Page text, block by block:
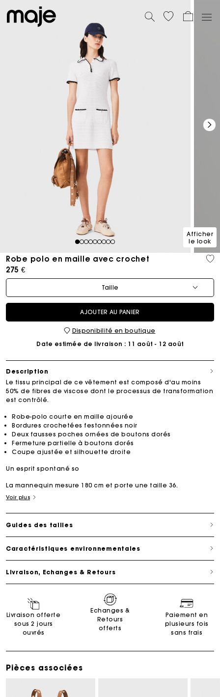
123456789
Afficher
le look
Robe polo en maille avec crochet
275 €
Taille
AJOUTER AU PANIER
Disponibilité en boutique
Date estimée de livraison : 11 août - 12 août
Description
Le tissu principal de ce vêtement est composé d'au moins
50% de fibres de viscose dont le processus de transformation
est contrôlé.
Robe-polo courte en maille ajourée
Bordures crochetées festonnées noir
Deux fausses poches ornées de boutons dorés
Fermeture partielle à boutons dorés
Coupe ajustée et silhouette droite
Un esprit spontané so
La mannequin mesure 180 cm et porte une taille 36.
Voir plus
Guides des tailles
Caractéristiques environnementales
Livraison, Echanges & Retours
Livraison offerte
sous 2 jours
ouvrés
Echanges &
Retours
offerts
Paiement en
plusieurs fois
sans frais
Pièces associées